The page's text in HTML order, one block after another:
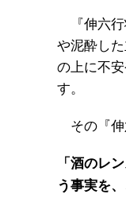
『伸六行
や泥酔し
の上に不
す。
その『伸
「酒のレ
う事実を